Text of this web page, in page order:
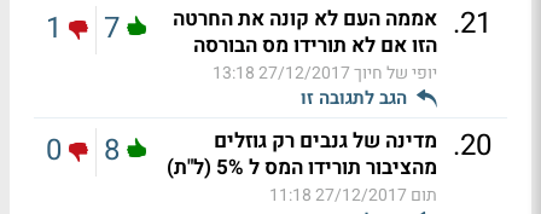
21
. אממה העם לא קונה את החרטה
הזו אם לא תורידו מס הבורסה
יופי של חיוך27/12/2017 13:18
הגב לתגובה זו
7
1
20
. מדינה של גנבים רק גוזלים
מהציבור תורידו המס ל 5% (ל"ת)
תום 27/12/2017 11:18
8
0